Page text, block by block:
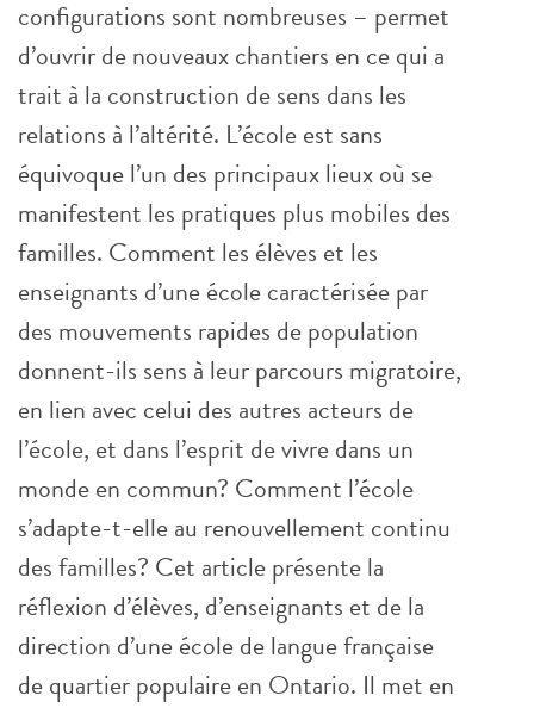
configurations sont nombreuses – permet
d’ouvrir de nouveaux chantiers en ce qui a
trait à la construction de sens dans les
relations à l’altérité. L’école est sans
équivoque l’un des principaux lieux où se
manifestent les pratiques plus mobiles des
familles. Comment les élèves et les
enseignants d’une école caractérisée par
des mouvements rapides de population
donnent-ils sens à leur parcours migratoire,
en lien avec celui des autres acteurs de
l’école, et dans l’esprit de vivre dans un
monde en commun? Comment l’école
s’adapte-t-elle au renouvellement continu
des familles? Cet article présente la
réflexion d’élèves, d’enseignants et de la
direction d’une école de langue française
de quartier populaire en Ontario. Il met en